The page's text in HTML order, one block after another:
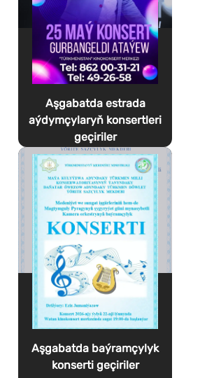
Aşgabatda estrada
aýdymçylaryň konsertleri
geçiriler
Aşgabatda baýramçylyk
konserti geçiriler